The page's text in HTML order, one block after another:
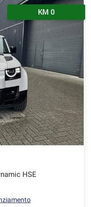
KM 0
HSE